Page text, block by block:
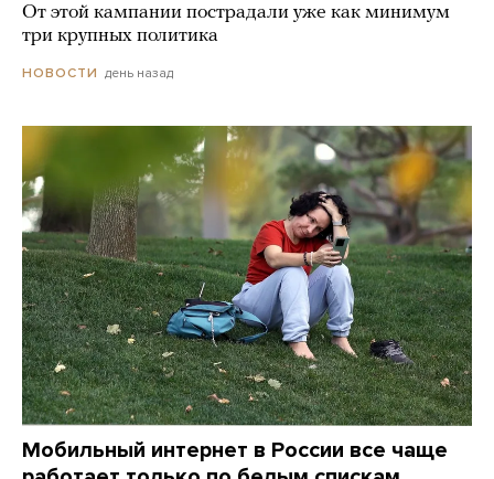
От этой кампании пострадали уже как минимум
три крупных политика
НОВОСТИ день назад
Мобильный интернет в России все чаще